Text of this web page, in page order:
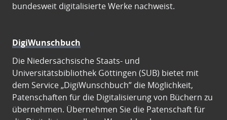
bundesweit digitalisierte Werke nachweist.
DigiWunschbuch
Die Niedersächsische Staats- und
Universitätsbibliothek Göttingen (SUB) bietet mit
dem Service „DigiWunschbuch” die Möglichkeit,
Patenschaften für die Digitalisierung von Büchern zu
übernehmen. Übernehmen Sie die Patenschaft für